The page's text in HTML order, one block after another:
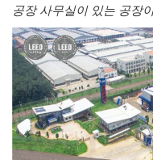
공장 사무실이 있는 공장